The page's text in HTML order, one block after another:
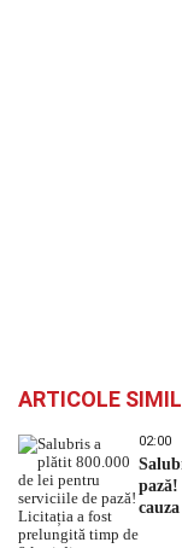
ARTICOLE
02:00